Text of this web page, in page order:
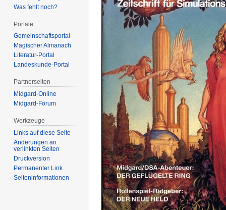
Was fehlt noch?
Portale
Gemeinschafts­portal
Magischer Almanach
Literatur-Portal
Landeskunde-Portal
Partnerseiten
Midgard-Online
Midgard-Forum
Werkzeuge
Links auf diese Seite
Änderungen an
verlinkten Seiten
Druckversion
Permanenter Link
Seiten­­informationen